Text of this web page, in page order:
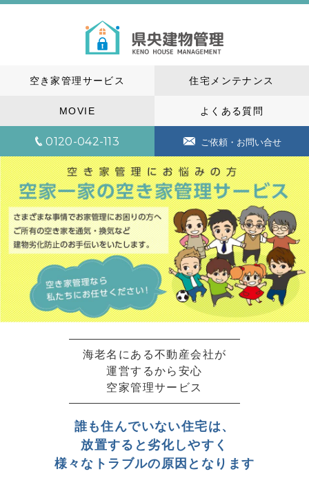
空き家管理サービス 住宅メンテナンス
MOVIE よくある質問
0120-042-113 ご依頼・お問い合せ
海老名にある不動産会社が
運営するから安心
空家管理サービス
誰も住んでいない住宅は、
放置すると劣化しやすく
様々なトラブルの原因となります